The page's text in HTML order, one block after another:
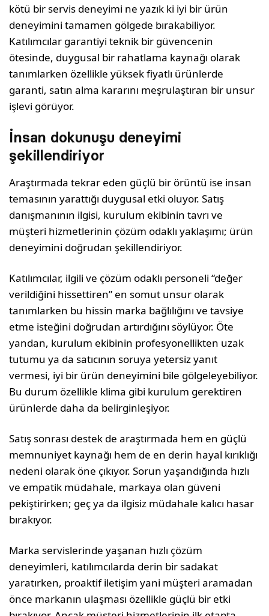
kötü bir servis deneyimi ne yazık ki iyi bir ürün
deneyimini tamamen gölgede bırakabiliyor.
Katılımcılar garantiyi teknik bir güvencenin
ötesinde, duygusal bir rahatlama kaynağı olarak
tanımlarken özellikle yüksek fiyatlı ürünlerde
garanti, satın alma kararını meşrulaştıran bir unsur
işlevi görüyor.
İnsan dokunuşu deneyimi
şekillendiriyor
Araştırmada tekrar eden güçlü bir örüntü ise insan
temasının yarattığı duygusal etki oluyor. Satış
danışmanının ilgisi, kurulum ekibinin tavrı ve
müşteri hizmetlerinin çözüm odaklı yaklaşımı; ürün
deneyimini doğrudan şekillendiriyor.
Katılımcılar, ilgili ve çözüm odaklı personeli “değer
verildiğini hissettiren” en somut unsur olarak
tanımlarken bu hissin marka bağlılığını ve tavsiye
etme isteğini doğrudan artırdığını söylüyor. Öte
yandan, kurulum ekibinin profesyonellikten uzak
tutumu ya da satıcının soruya yetersiz yanıt
vermesi, iyi bir ürün deneyimini bile gölgeleyebiliyor.
Bu durum özellikle klima gibi kurulum gerektiren
ürünlerde daha da belirginleşiyor.
Satış sonrası destek de araştırmada hem en güçlü
memnuniyet kaynağı hem de en derin hayal kırıklığı
nedeni olarak öne çıkıyor. Sorun yaşandığında hızlı
ve empatik müdahale, markaya olan güveni
pekiştirirken; geç ya da ilgisiz müdahale kalıcı hasar
bırakıyor.
Marka servislerinde yaşanan hızlı çözüm
deneyimleri, katılımcılarda derin bir sadakat
yaratırken, proaktif iletişim yani müşteri aramadan
önce markanın ulaşması özellikle güçlü bir etki